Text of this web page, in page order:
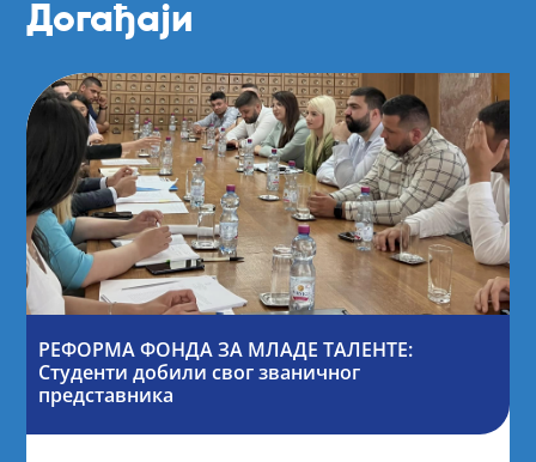
Догађаји
РЕФОРМА ФОНДА ЗА МЛАДЕ ТАЛЕНТЕ:
Студенти добили свог званичног
представника